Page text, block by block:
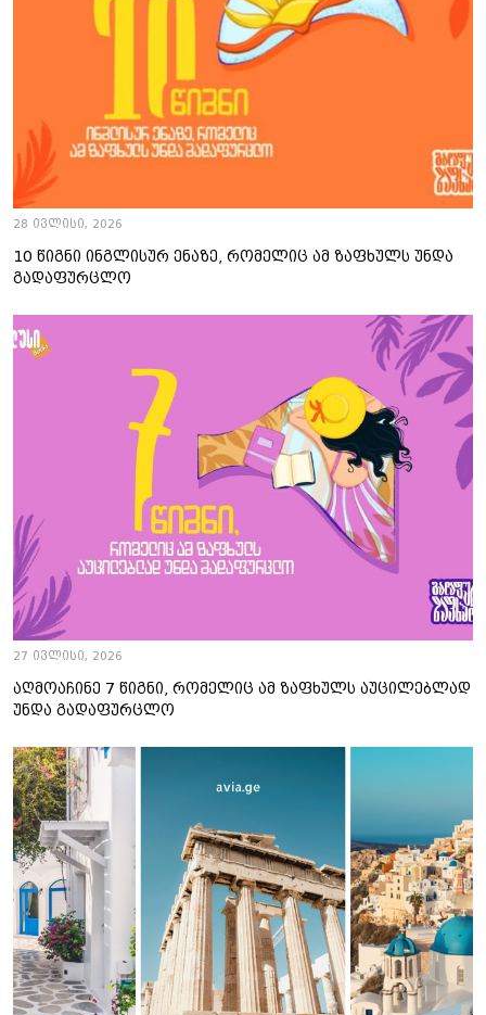
28 ივლისი, 2026
10 წიგნი ინგლისურ ენაზე, რომელიც ამ ზაფხულს უნდა
გადაფურცლო
27 ივლისი, 2026
აღმოაჩინე 7 წიგნი, რომელიც ამ ზაფხულს აუცილებლად
უნდა გადაფურცლო